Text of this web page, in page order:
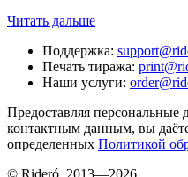
Читать дальше
Поддержка:
Печать тиража:
Наши услуги:
Предоставляя
контактным данным, вы
определенных Политикой
© Rideró, 2013—2026